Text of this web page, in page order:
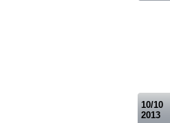
10/10
2013